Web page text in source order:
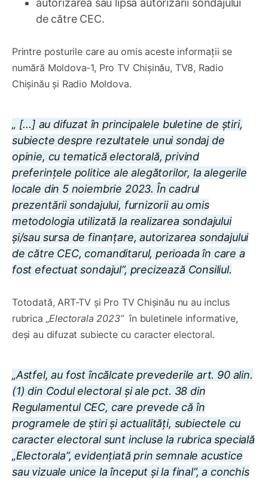
autorizarea sau lipsa autorizării sondajului
de către CEC.
Printre posturile care au omis aceste informații se
numără Moldova-1, Pro TV Chișinău, TV8, Radio
Chișinău și Radio Moldova.
„ [...] au difuzat în principalele buletine de știri,
subiecte despre rezultatele unui sondaj de
opinie, cu tematică electorală, privind
preferințele politice ale alegătorilor, la alegerile
locale din 5 noiembrie 2023. În cadrul
prezentării sondajului, furnizorii au omis
metodologia utilizată la realizarea sondajului
și/sau sursa de finanțare, autorizarea sondajului
de către CEC, comanditarul, perioada în care a
fost efectuat sondajul”, precizează Consiliul.
Totodată, ART-TV și Pro TV Chișinău nu au inclus
rubrica „Electorala 2023”în buletinele informative,
deși au difuzat subiecte cu caracter electoral.
„Astfel, au fost încălcate prevederile art. 90 alin.
(1) din Codul electoral și ale pct. 38 din
Regulamentul CEC, care prevede că în
programele de știri și actualități, subiectele cu
caracter electoral sunt incluse la rubrica specială
„Electorala”, evidențiată prin semnale acustice
sau vizuale unice la început și la final”, a conchis